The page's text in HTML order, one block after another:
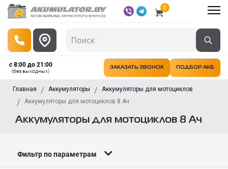
0
с 8:00 до 21:00
(без выходных)
ЗАКАЗАТЬ ЗВОНОК ПОДБОР АКБ
Главная Аккумуляторы
Аккумуляторы для мотоциклов
Аккумуляторы для мотоциклов 8 Ач
Аккумуляторы для мотоциклов 8 Ач
Фильтр по параметрам